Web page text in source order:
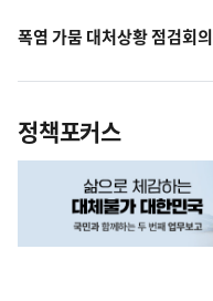
폭염 가뭄 대처상황 점검회의
정책포커스